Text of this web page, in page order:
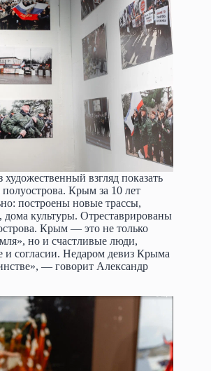
взгляд показать
Крым за 10 лет
построены новые трассы,
дома культуры. Отреставрированы
Крым — это не только
но и счастливые люди,
согласии. Недаром девиз Крыма
— говорит Александр